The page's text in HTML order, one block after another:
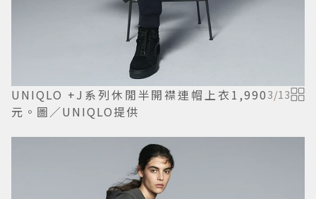
UNIQLO +J系列休閒半開襟連帽上衣1,990
元。圖／UNIQLO提供
3/13